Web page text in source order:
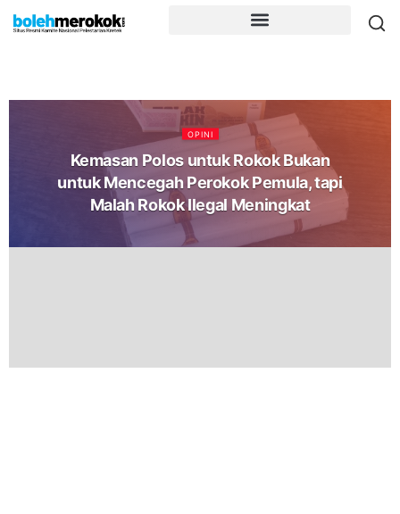
OPINI
Kemasan Polos untuk Rokok Bukan
untuk Mencegah Perokok Pemula, tapi
Malah Rokok Ilegal Meningkat